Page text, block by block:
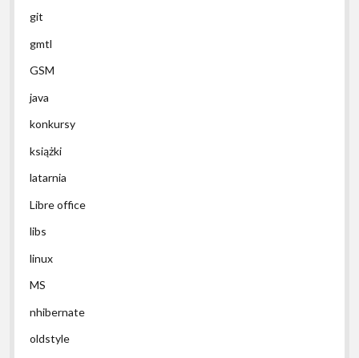
git
gmtl
GSM
java
konkursy
książki
latarnia
Libre office
libs
linux
MS
nhibernate
oldstyle